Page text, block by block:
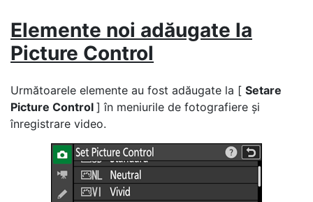
Elemente noi adăugate la
Picture Control
Următoarele elemente au fost adăugate la [ Setare
Picture Control ] în meniurile de fotografiere și
înregistrare video.